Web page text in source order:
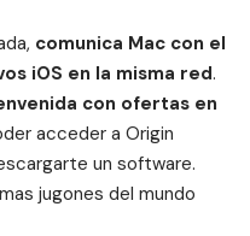
comunica Mac con el
iOS en la misma red.
con ofertas en
acceder a Origin
un software.
jugones del mundo